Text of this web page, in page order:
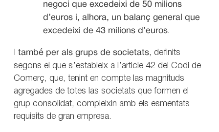
negoci que excedeixi de 50 milions
d’euros i, alhora, un balanç general que
excedeixi de 43 milions d’euros.
també per als grups de societats, definits
segons el que s’estableix a l’article 42 del Codi de
Comerç, que, tenint en compte las magnituds
agregades de totes las societats que formen el
grup consolidat, compleixin amb els esmentats
requisits de gran empresa.